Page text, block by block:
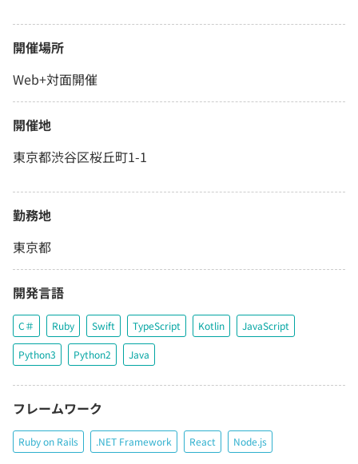
開催場所
Web+対面開催
開催地
東京都渋谷区桜丘町1-1
勤務地
東京都
開発言語
C＃ Ruby Swift TypeScript Kotlin JavaScript
Python3 Python2 Java
フレームワーク
Ruby on Rails .NET Framework React Node.js